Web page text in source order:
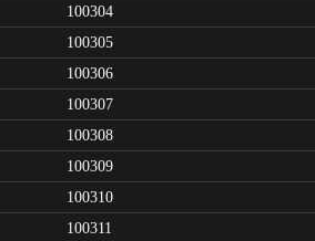
100304
100305
100306
100307
100308
100309
100310
100311